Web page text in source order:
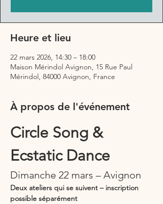
Heure et lieu
22 mars 2026, 14:30 – 18:00
Maison Mérindol Avignon, 15 Rue Paul
Mérindol, 84000 Avignon, France
À propos de l'événement
Circle Song &
Ecstatic Dance
Dimanche 22 mars – Avignon
Deux ateliers qui se suivent – inscription
possible séparément